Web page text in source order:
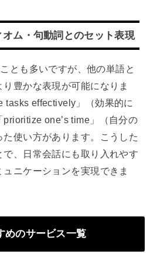
ム・句動詞とのセット表現
とも多いですが、他の単語と
豊かな表現が可能になりま
tasks effectively」（効果的に
prioritize one’s time」（自分の
使い方があります。こうした
、日常会話にも取り入れやす
ニケーションを実現できま
めのサービス一覧